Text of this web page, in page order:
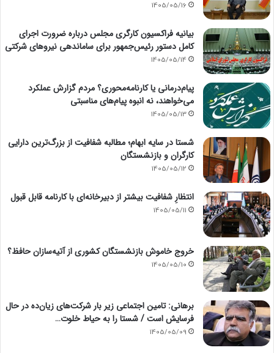
1405/05/16
بیانیه فراکسیون کارگری مجلس درباره ضرورت اجرای
کامل دستور رئیس‌جمهور برای ساماندهی نیروهای شرکتی
1405/05/14
پیام‌درمانی یا کارنامه‌محوری؟ مردم گزارش عملکرد
می‌خواهند، نه انبوه پیام‌های مناسبتی
1405/05/13
شستا در سایه ابهام؛ مطالبه شفافیت از بزرگ‌ترین دارایی
کارگران و بازنشستگان
1405/05/12
انتظارِ شفافیت بیشتر از دبیرخانه‌ای با کارنامه قابل قبول
1405/05/11
خروج خاموش بازنشستگان کشوری از آتیه‌سازان حافظ؟
1405/05/10
برهانی: تامین اجتماعی زیر بار شرکت‌های زیان‌ده در حال
فرسایش است / شستا را به حیاط خلوت…
1405/05/09